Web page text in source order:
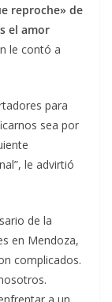
reproche» de
el amor
le contó a
para
sea por
le advirtió
de la
en Mendoza,
complicados.